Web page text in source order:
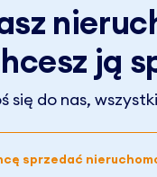
ją
się do nas,
sprzedać